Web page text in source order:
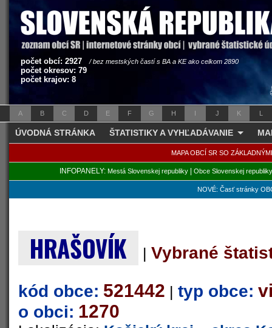
počet obcí: 2927 / bez mestských častí s BA a KE ako celkom 2890
počet okresov: 79
počet krajov: 8
A B C D E F G H I J K L
ÚVODNÁ STRÁNKA ŠTATISTIKY A VYHĽADÁVANIE
MAPA OBCÍ SR SO
INFOPANELY: Mestá Slovenskej republiky| Obce Slovenskej republiky
NOVÉ: Časť stránky
HRAŠOVÍK |Vybrané
kód obce: 521442 | typ obce:
o obci: 1270